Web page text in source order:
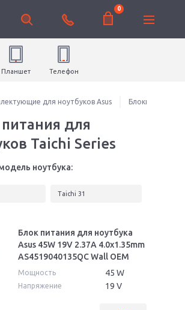
0
Планшет Телефон
для ноутбуков Asus Блоки питания
для
Taichi Series
ноутбука:
Taichi 31
Блок питания для ноутбука
Asus 45W 19V 2.37A 4.0x1.35mm
AS4519040135QC Wall OEM
Мощность 45 W
Напряжение 19 V